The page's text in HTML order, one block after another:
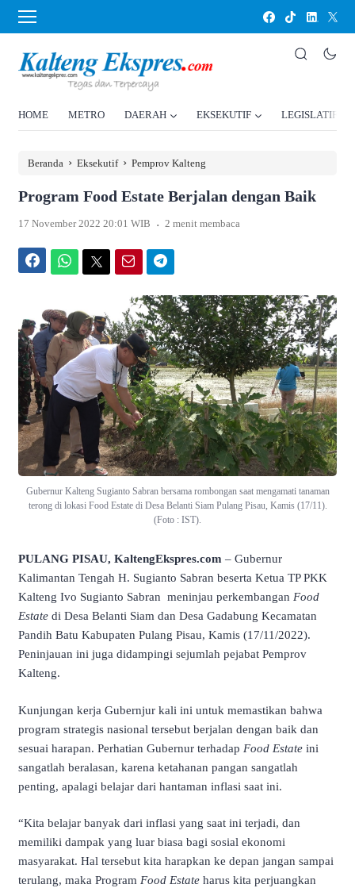
HOME METRO DAERAH EKSEKUTIF LEGISLATIF
Beranda › Eksekutif › Pemprov Kalteng
Program Food Estate Berjalan dengan Baik
17 November 2022 20:01 WIB . 2 menit membaca
Gubernur Kalteng Sugianto Sabran bersama rombongan saat mengamati tanaman
terong di lokasi Food Estate di Desa Belanti Siam Pulang Pisau, Kamis (17/11).
(Foto : IST).
PULANG PISAU, KaltengEkspres.com – Gubernur
Kalimantan Tengah H. Sugianto Sabran beserta Ketua TP PKK
Kalteng Ivo Sugianto Sabran meninjau perkembangan Food
Estate di Desa Belanti Siam dan Desa Gadabung Kecamatan
Pandih Batu Kabupaten Pulang Pisau, Kamis (17/11/2022).
Peninjauan ini juga didampingi sejumlah pejabat Pemprov
Kalteng.
Kunjungan kerja Gubernjur kali ini untuk memastikan bahwa
program strategis nasional tersebut berjalan dengan baik dan
sesuai harapan. Perhatian Gubernur terhadap Food Estate ini
sangatlah beralasan, karena ketahanan pangan sangatlah
penting, apalagi belajar dari hantaman inflasi saat ini.
“Kita belajar banyak dari inflasi yang saat ini terjadi, dan
memiliki dampak yang luar biasa bagi sosial ekonomi
masyarakat. Hal tersebut kita harapkan ke depan jangan sampai
terulang, maka Program Food Estate harus kita perjuangkan